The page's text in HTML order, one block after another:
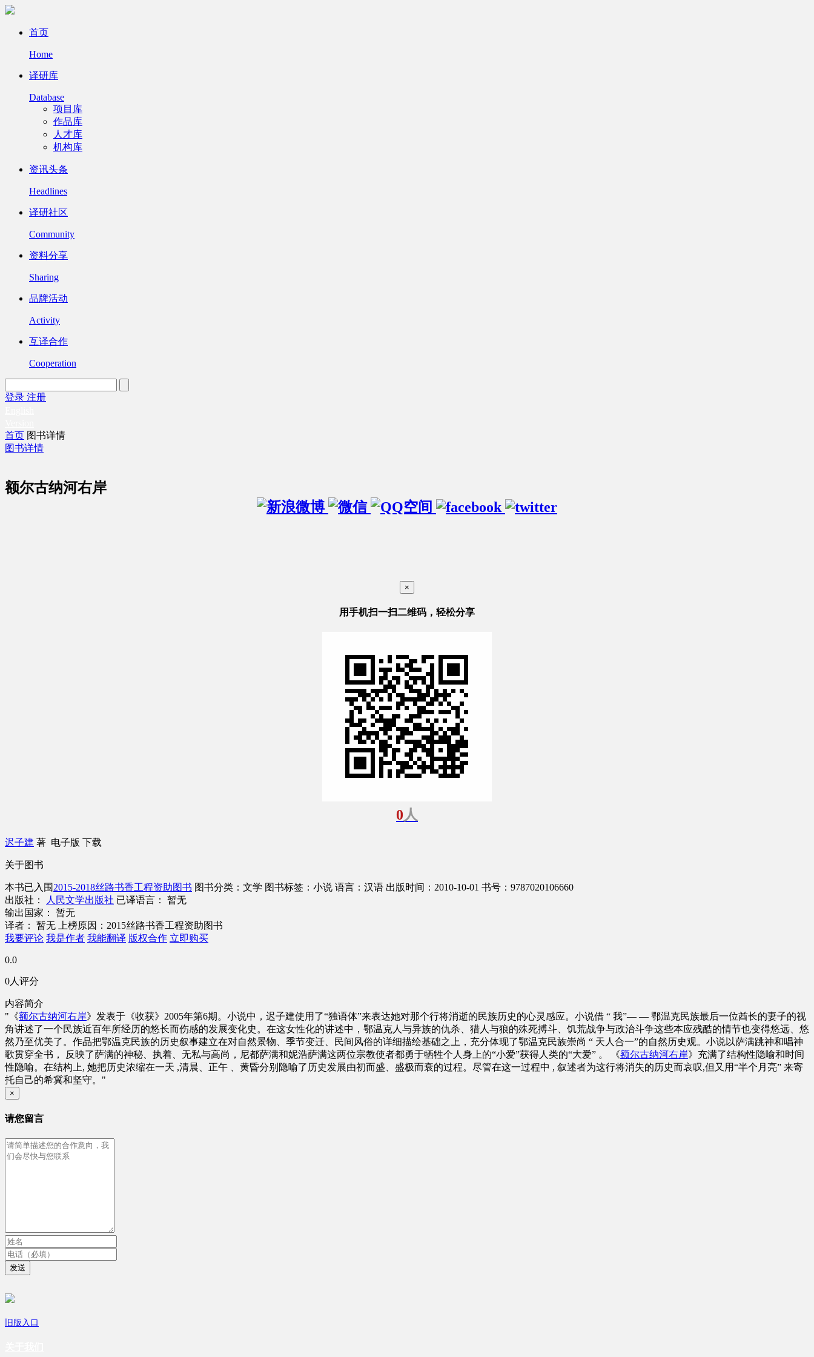
首页
Home
译研库
Database
项目库
作品库
人才库
机构库
资讯头条
Headlines
译研社区
Community
资料分享
Sharing
品牌活动
Activity
互译合作
Cooperation
登录 注册
首页 图书详情
图书详情
额尔古纳河右岸
×
用手机扫一扫二维码，轻松分享
0人
迟子建 著 电子版 下载
关于图书
本书已入围 2015-2018丝路书香工程资助图书 图书分类：文学 图书标签：小说 语言：汉语 出版时间：2010-10-01 书号：9787020106660
出版社：
人民文学出版社 已译语言： 暂无
输出国家： 暂无
译者： 暂无
上榜原因：2015丝路书香工程资助图书
我要评论 我是作者 我能翻译 版权合作 立即购买
0.0
0人评分
内容简介
"《额尔古纳河右岸》发表于《收获》2005年第6期。小说中，迟子建使用了“独语体”来表达她对那个行将消逝的民族历史的心灵感应。小说借 “ 我”— — 鄂温克民族最后一位酋长的妻子的视
角讲述了一个民族近百年所经历的悠长而伤感的发展变化史。在这女性化的讲述中，鄂温克人与异族的仇杀、猎人与狼的殊死搏斗、饥荒战争与政治斗争这些本应残酷的情节也变得悠远、悠
然乃至优美了。作品把鄂温克民族的历史叙事建立在对自然景物、季节变迁、民间风俗的详细描绘基础之上，充分体现了鄂温克民族崇尚 “ 天人合一”的自然历史观。小说以萨满跳神和唱神
歌贯穿全书， 反映了萨满的神秘、执着、无私与高尚，尼都萨满和妮浩萨满这两位宗教使者都勇于牺牲个人身上的“小爱”获得人类的“大爱” 。 《额尔古纳河右岸》充满了结构性隐喻和时间
性隐喻。在结构上, 她把历史浓缩在一天 ,清晨、正午 、黄昏分别隐喻了历史发展由初而盛、盛极而衰的过程。尽管在这一过程中 , 叙述者为这行将消失的历史而哀叹,但又用“半个月亮” 来寄
托自己的希冀和坚守。"
×
请您留言
发送
旧版入口